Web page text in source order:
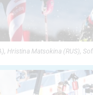
Hristina Matsokina (RUS),